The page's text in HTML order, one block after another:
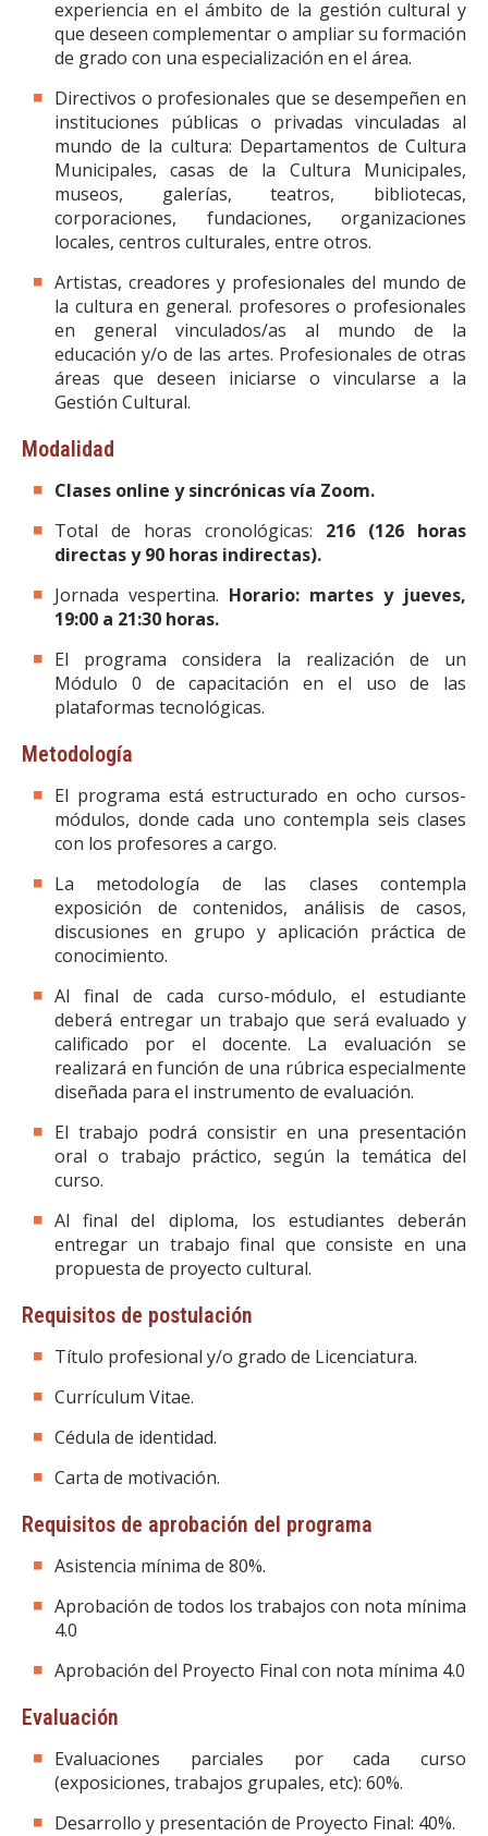
experiencia en el ámbito de la gestión cultural y
que deseen complementar o ampliar su formación
de grado con una especialización en el área.
Directivos o profesionales que se desempeñen en
instituciones públicas o privadas vinculadas al
mundo de la cultura: Departamentos de Cultura
Municipales, casas de la Cultura Municipales,
museos, galerías, teatros, bibliotecas,
corporaciones, fundaciones, organizaciones
locales, centros culturales, entre otros.
Artistas, creadores y profesionales del mundo de
la cultura en general. profesores o profesionales
en general vinculados/as al mundo de la
educación y/o de las artes. Profesionales de otras
áreas que deseen iniciarse o vincularse a la
Gestión Cultural.
Modalidad
Clases online y sincrónicas vía Zoom.
Total de horas cronológicas: 216 (126 horas
directas y 90 horas indirectas).
Jornada vespertina. Horario: martes y jueves,
19:00 a 21:30 horas.
El programa considera la realización de un
Módulo 0 de capacitación en el uso de las
plataformas tecnológicas.
Metodología
El programa está estructurado en ocho cursos-
módulos, donde cada uno contempla seis clases
con los profesores a cargo.
La metodología de las clases contempla
exposición de contenidos, análisis de casos,
discusiones en grupo y aplicación práctica de
conocimiento.
Al final de cada curso-módulo, el estudiante
deberá entregar un trabajo que será evaluado y
calificado por el docente. La evaluación se
realizará en función de una rúbrica especialmente
diseñada para el instrumento de evaluación.
El trabajo podrá consistir en una presentación
oral o trabajo práctico, según la temática del
curso.
Al final del diploma, los estudiantes deberán
entregar un trabajo final que consiste en una
propuesta de proyecto cultural.
Requisitos de postulación
Título profesional y/o grado de Licenciatura.
Currículum Vitae.
Cédula de identidad.
Carta de motivación.
Requisitos de aprobación del programa
Asistencia mínima de 80%.
Aprobación de todos los trabajos con nota mínima
4.0
Aprobación del Proyecto Final con nota mínima 4.0
Evaluación
Evaluaciones parciales por cada curso
(exposiciones, trabajos grupales, etc): 60%.
Desarrollo y presentación de Proyecto Final: 40%.